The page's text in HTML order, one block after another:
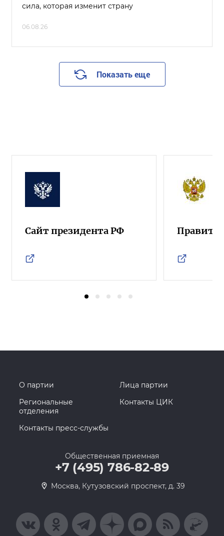
сила, которая изменит страну
06.08.26
Показать еще
Сайт президента РФ
О партии
Лица партии
Региональные
отделения
Контакты ЦИК
Контакты пресс-службы
Общественная приемная
+7 (495) 786-82-89
Москва, Кутузовский проспект, д. 39